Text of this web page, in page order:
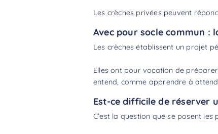
Les crèches privées peuvent
Avec pour socle commun :
Les crèches établissent un projet
Elles ont pour vocation de
entend, comme apprendre à
Est-ce difficile de réserver
C’est la question que se posent